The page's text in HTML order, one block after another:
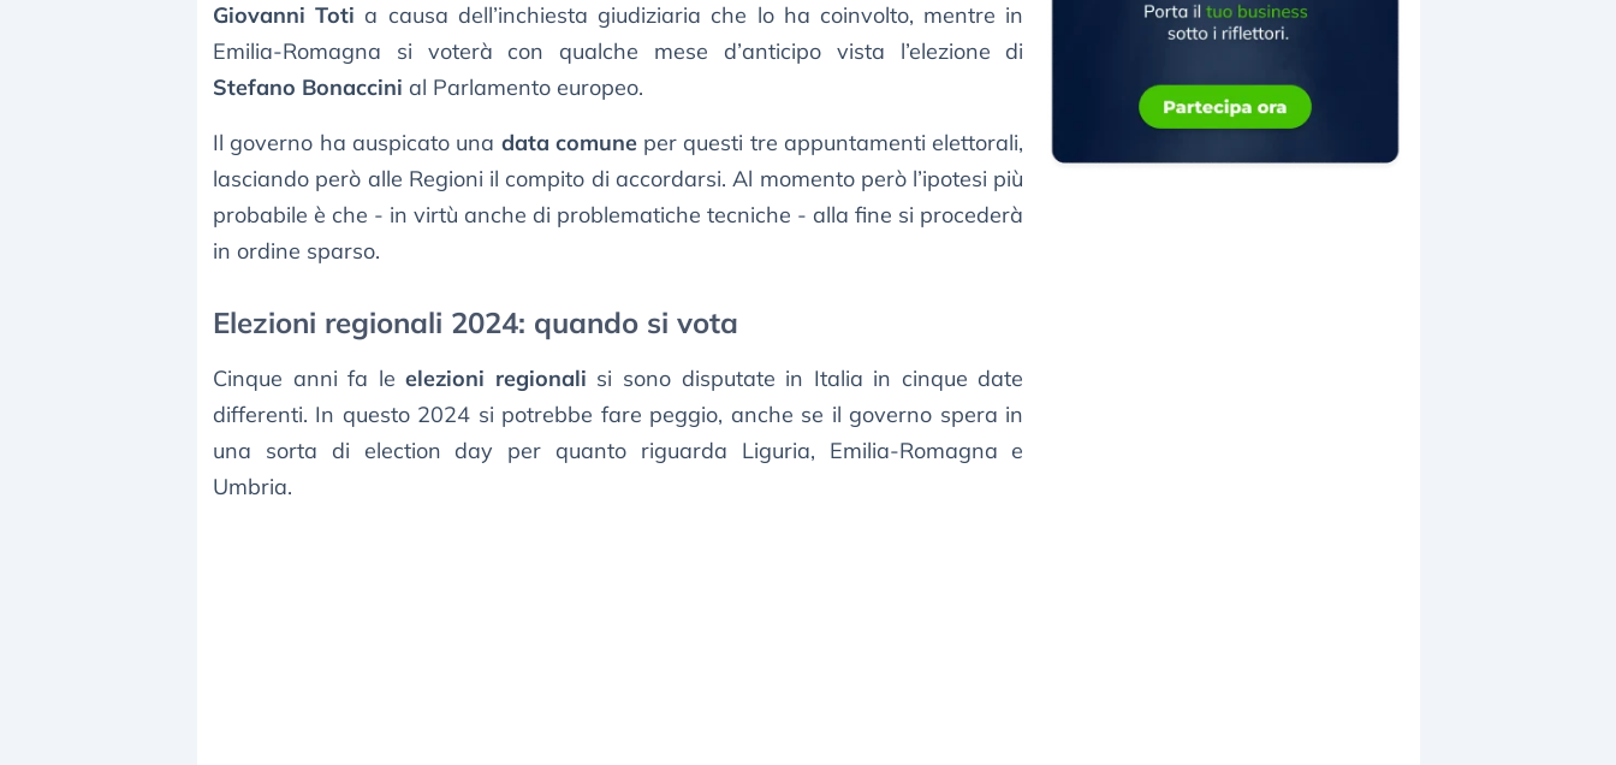
Giovanni Toti a causa dell’inchiesta giudiziaria che lo ha coinvolto, mentre in
Emilia-Romagna si voterà con qualche mese d’anticipo vista l’elezione di
Stefano Bonaccini al Parlamento europeo.
Il governo ha auspicato una data comuneper questi tre appuntamenti elettorali,
lasciando però alle Regioni il compito di accordarsi. Al momento però l’ipotesi più
probabile è che - in virtù anche di problematiche tecniche - alla fine si procederà
in ordine sparso.
Elezioni regionali 2024: quando si vota
Cinque anni fa leelezioni regionali si sono disputate in Italia in cinque date
differenti. In questo 2024 si potrebbe fare peggio, anche se il governo spera in
una sorta di election day per quanto riguarda Liguria, Emilia-Romagna e
Umbria.